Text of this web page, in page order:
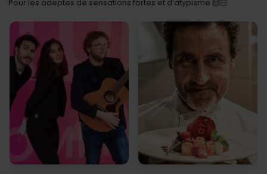
Pour les adeptes de sensations fortes et d’atypisme 🙌🏻